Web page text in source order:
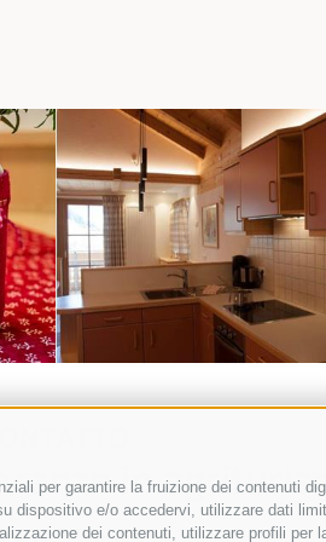
per garantire la fruizione dei contenuti
e/o accedervi, utilizzare dati
dei contenuti, utilizzare profili
in